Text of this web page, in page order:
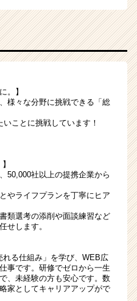
。】
様々な分野に挑戦できる「総
ことに挑戦しています！
50,000社以上の提携企業から
やライフプランを丁寧にヒア
類選考の添削や面談練習など
せします。
る仕組み」を学び、WEB広
事です。研修でゼロから一生
、未経験の方も安心です。数
家としてキャリアアップがで